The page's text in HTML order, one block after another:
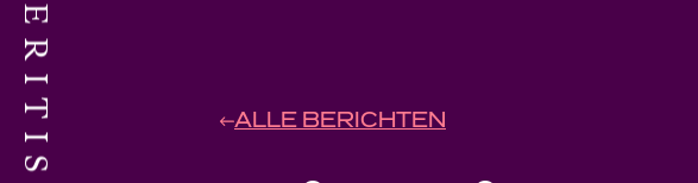
ALLE BERICHTEN